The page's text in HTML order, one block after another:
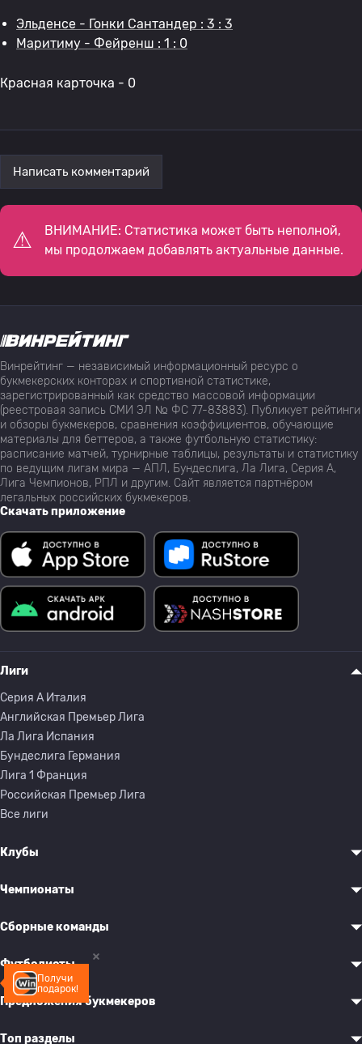
Эльденсе - Гонки Сантандер : 3 : 3
Маритиму - Фейренш : 1 : 0
Красная карточка - 0
Написать комментарий
ВНИМАНИЕ: Статистика может быть неполной,
мы продолжаем добавлять актуальные данные.
Получи
подарок!
Винрейтинг — независимый информационный ресурс о
букмекерских конторах и спортивной статистике,
зарегистрированный как средство массовой информации
(реестровая запись СМИ ЭЛ № ФС 77-83883). Публикует рейтинги
и обзоры букмекеров, сравнения коэффициентов, обучающие
материалы для беттеров, а также футбольную статистику:
расписание матчей, турнирные таблицы, результаты и статистику
по ведущим лигам мира — АПЛ, Бундеслига, Ла Лига, Серия А,
Лига Чемпионов, РПЛ и другим. Сайт является партнёром
легальных российских букмекеров.
Скачать приложение
Лиги
Серия A Италия
Английская Премьер Лига
Ла Лига Испания
Бундеслига Германия
Лига 1 Франция
Российская Премьер Лига
Все лиги
Клубы
Чемпионаты
Сборные команды
Футболисты
Предложения букмекеров
Топ разделы